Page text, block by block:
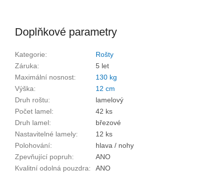
Doplňkové parametry
Kategorie:
Rošty
Záruka:
5 let
Maximální nosnost:
130 kg
Výška:
12 cm
Druh roštu:
lamelový
Počet lamel:
42 ks
Druh lamel:
březové
Nastavitelné lamely:
12 ks
Polohování:
hlava / nohy
Zpevňující popruh:
ANO
Kvalitní odolná pouzdra:
ANO